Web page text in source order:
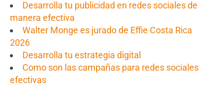
Desarrolla tu publicidad en redes sociales de
manera efectiva
Walter Monge es jurado de Effie Costa Rica
2026
Desarrolla tu estrategia digital
Como son las campañas para redes sociales
efectivas